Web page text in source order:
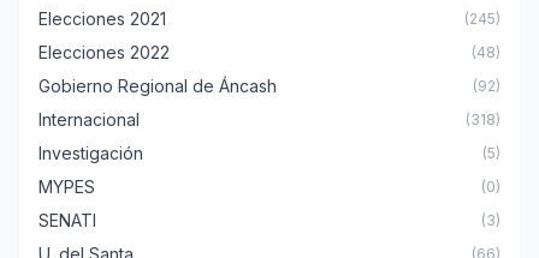
Elecciones 2021 (245)
Elecciones 2022 (48)
Gobierno Regional de Áncash (92)
Internacional (318)
Investigación (5)
MYPES (0)
SENATI (3)
U. del Santa (66)